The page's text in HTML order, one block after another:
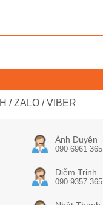
/ ZALO / VIBER
Ánh Duyên
090 6961 365
Diễm Trinh
090 9357 365